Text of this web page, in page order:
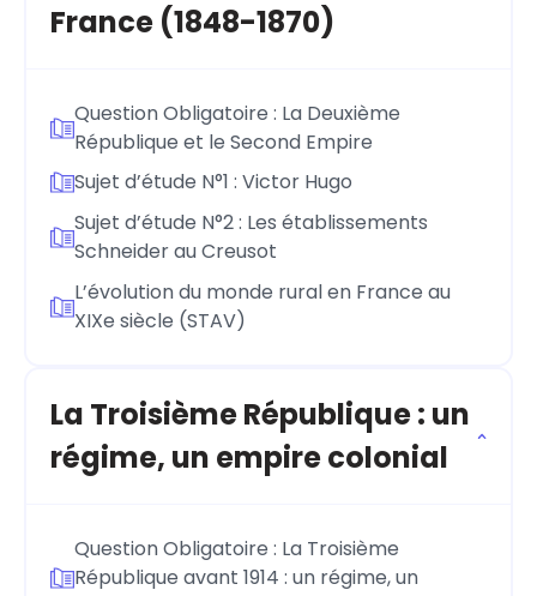
France (1848-1870)
Question Obligatoire : La Deuxième
République et le Second Empire
Sujet d’étude N°1 : Victor Hugo
Sujet d’étude N°2 : Les établissements
Schneider au Creusot
L’évolution du monde rural en France au
XIXe siècle (STAV)
La Troisième République : un
régime, un empire colonial
Question Obligatoire : La Troisième
République avant 1914 : un régime, un